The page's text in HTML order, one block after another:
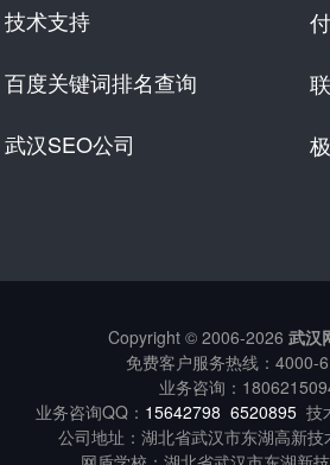
技术支持
百度关键词排名查询
武汉SEO公司
Copyright © 2006-2026 武汉
免费客户服务热线： 4000-
业务咨询：
业务咨询QQ： 15642798 6520895 技
公司地址：湖北省武汉市东湖高新